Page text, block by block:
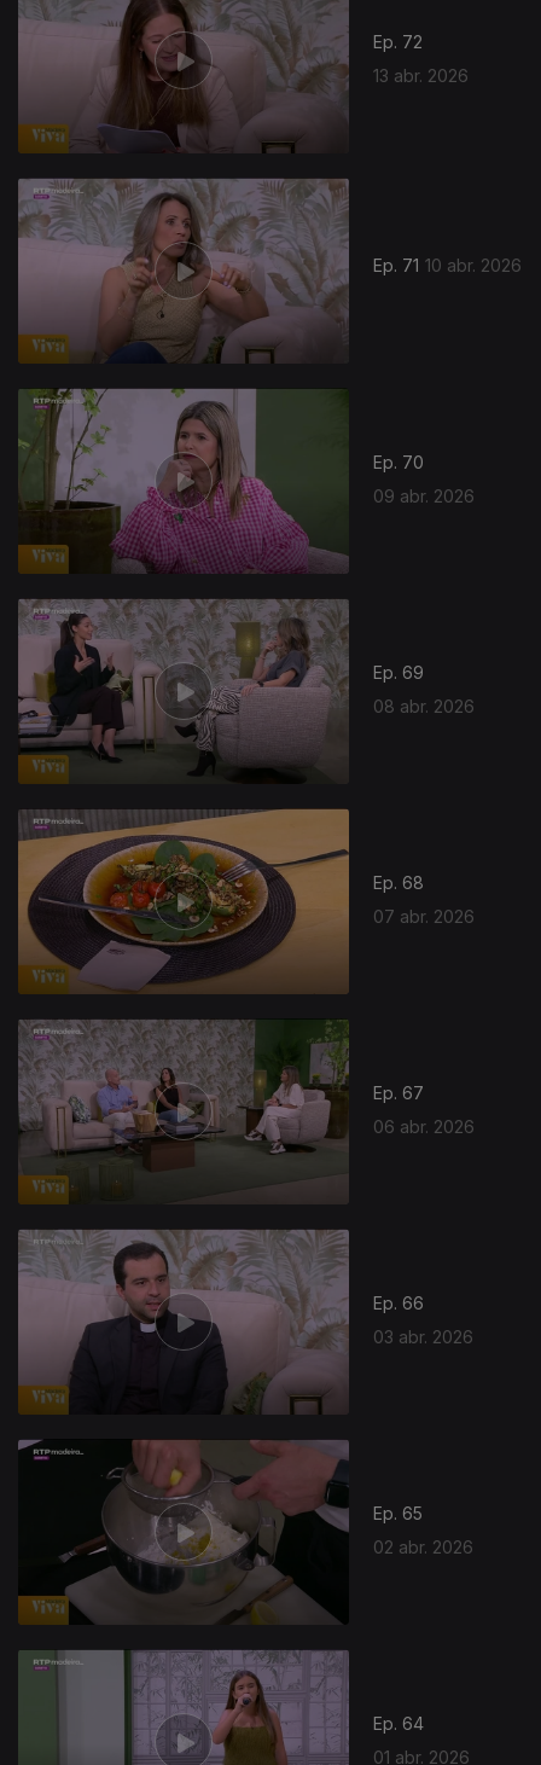
Ep. 72
13 abr. 2026
Ep. 71 10 abr. 2026
Ep. 70
09 abr. 2026
Ep. 69
08 abr. 2026
Ep. 68
07 abr. 2026
Ep. 67
06 abr. 2026
Ep. 66
03 abr. 2026
Ep. 65
02 abr. 2026
Ep. 64
01 abr. 2026